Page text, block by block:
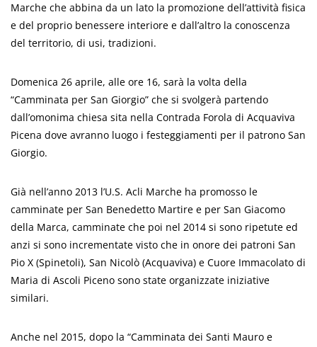
Marche che abbina da un lato la promozione dell’attività fisica
e del proprio benessere interiore e dall’altro la conoscenza
del territorio, di usi, tradizioni.
Domenica 26 aprile, alle ore 16, sarà la volta della
“Camminata per San Giorgio” che si svolgerà partendo
dall’omonima chiesa sita nella Contrada Forola di Acquaviva
Picena dove avranno luogo i festeggiamenti per il patrono San
Giorgio.
Già nell’anno 2013 l’U.S. Acli Marche ha promosso le
camminate per San Benedetto Martire e per San Giacomo
della Marca, camminate che poi nel 2014 si sono ripetute ed
anzi si sono incrementate visto che in onore dei patroni San
Pio X (Spinetoli), San Nicolò (Acquaviva) e Cuore Immacolato di
Maria di Ascoli Piceno sono state organizzate iniziative
similari.
Anche nel 2015, dopo la “Camminata dei Santi Mauro e